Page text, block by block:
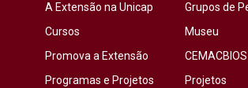
A Extensão na Unicap
Cursos
Promova a Extensão
Programas e Projetos
Grupos de
Museu
Projetos